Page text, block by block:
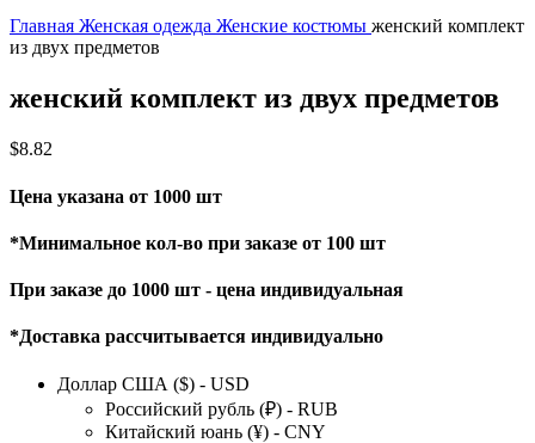
Главная Женская одежда Женские костюмы женский комплект
из двух предметов
женский комплект из двух предметов
$8.82
Цена указана от 1000 шт
*Минимальное кол-во при заказе от 100 шт
При заказе до 1000 шт - цена индивидуальная
*Доставка рассчитывается индивидуально
Доллар США ($) - USD
Российский рубль (₽) - RUB
Китайский юань (¥) - CNY